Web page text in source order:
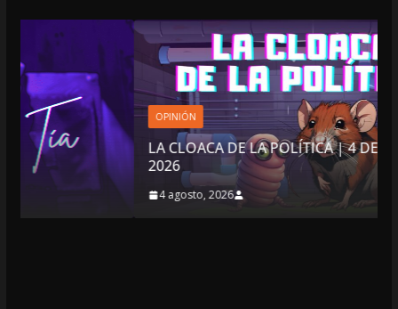
OPINIÓN
LA CLOACA DE LA POLÍTICA | 4 DE AGOSTO DE
2026
4 agosto, 2026